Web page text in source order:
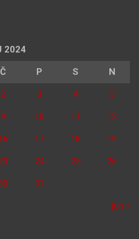
2024
Č P S N
2 3 4 5
9 10 11 12
17 18 19
24 25 26
31
jun »